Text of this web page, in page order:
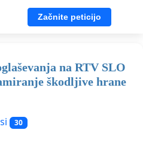
Začnite peticijo
na RTV SLO
škodljive hrane
30